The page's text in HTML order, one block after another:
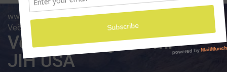
www.ilumio.cz BLOG
Fotografické expedice
Večer s fotografiemi – JIH USA
Večer s fotografiemi –
JIH USA